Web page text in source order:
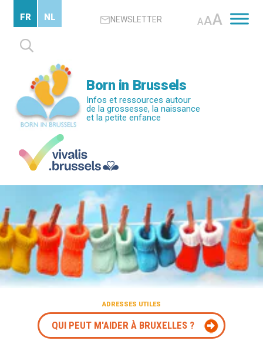
contenu
principal
NEWSLETTER AAA
Rechercher :
FR NL
Born in Brussels
Infos et ressources autour
de la grossesse, la naissance
et la petite enfance
ADRESSES UTILES
QUI PEUT M'AIDER À BRUXELLES ?